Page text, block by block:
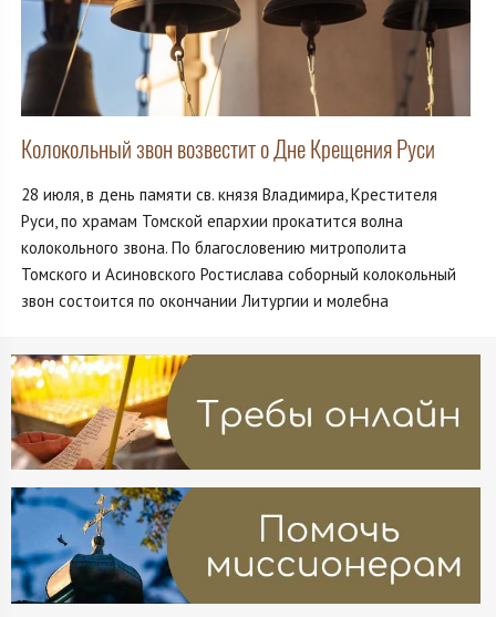
Колокольный звон возвестит о Дне Крещения Руси
28 июля, в день памяти св. князя Владимира, Крестителя
Руси, по храмам Томской епархии прокатится волна
колокольного звона. По благословению митрополита
Томского и Асиновского Ростислава соборный колокольный
звон состоится по окончании Литургии и молебна